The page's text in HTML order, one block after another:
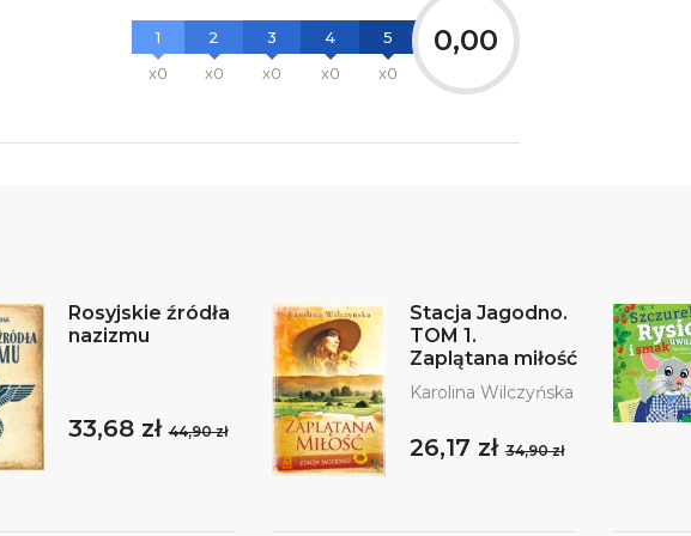
1
x0
2
x0
3
x0
4
x0
5
x0
0,00
Rosyjskie źródła
nazizmu
33,68 zł44,90 zł
Stacja Jagodno.
TOM 1.
Zaplątana miłość
Karolina Wilczyńska
26,17 zł34,90 zł